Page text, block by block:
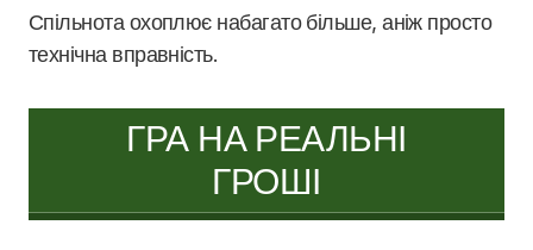
Спільнота охоплює набагато більше, аніж просто
технічна вправність.
ГРА НА РЕАЛЬНІ
ГРОШІ